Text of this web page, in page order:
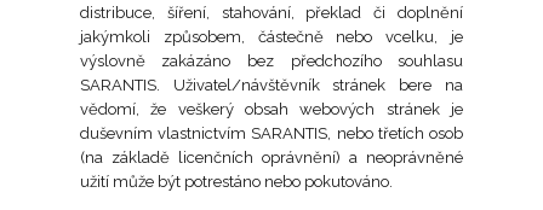
distribuce, šíření, stahování, překlad či doplnění
jakýmkoli způsobem, částečně nebo vcelku, je
výslovně zakázáno bez předchozího souhlasu
SARANTIS. Uživatel/návštěvník stránek bere na
vědomí, že veškerý obsah webových stránek je
duševním vlastnictvím SARANTIS, nebo třetích osob
(na základě licenčních oprávnění) a neoprávněné
užití může být potrestáno nebo pokutováno.